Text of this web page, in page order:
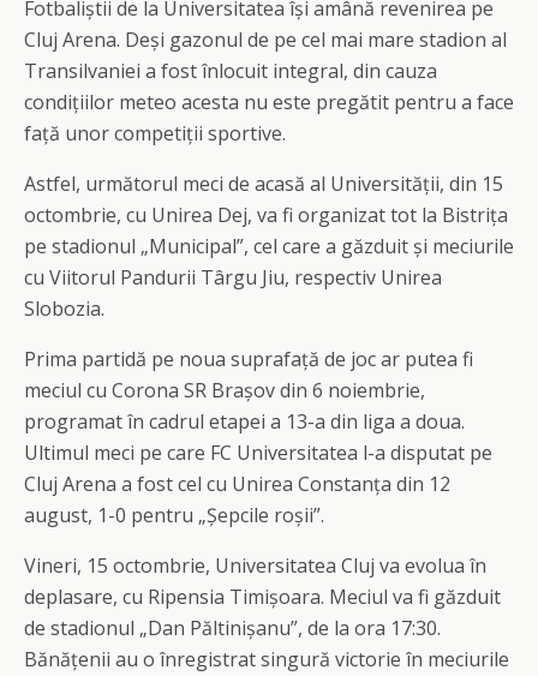
Fotbaliștii de la Universitatea își amână revenirea pe
Cluj Arena. Deși gazonul de pe cel mai mare stadion al
Transilvaniei a fost înlocuit integral, din cauza
condițiilor meteo acesta nu este pregătit pentru a face
față unor competiții sportive.
Astfel, următorul meci de acasă al Universității, din 15
octombrie, cu Unirea Dej, va fi organizat tot la Bistrița
pe stadionul „Municipal”, cel care a găzduit și meciurile
cu Viitorul Pandurii Târgu Jiu, respectiv Unirea
Slobozia.
Prima partidă pe noua suprafață de joc ar putea fi
meciul cu Corona SR Brașov din 6 noiembrie,
programat în cadrul etapei a 13-a din liga a doua.
Ultimul meci pe care FC Universitatea l-a disputat pe
Cluj Arena a fost cel cu Unirea Constanța din 12
august, 1-0 pentru „Șepcile roșii”.
Vineri, 15 octombrie, Universitatea Cluj va evolua în
deplasare, cu Ripensia Timișoara. Meciul va fi găzduit
de stadionul „Dan Păltinișanu”, de la ora 17:30.
Bănățenii au o înregistrat singură victorie în meciurile